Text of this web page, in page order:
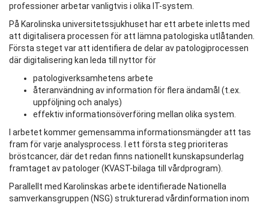
professioner arbetar vanligtvis i olika IT-system.
På Karolinska universitetssjukhuset har ett arbete inletts med
att digitalisera processen för att lämna patologiska utlåtanden.
Första steget var att identifiera de delar av patologiprocessen
där digitalisering kan leda till nyttor för
patologiverksamhetens arbete
återanvändning av information för flera ändamål (t.ex.
uppföljning och analys)
effektiv informationsöverföring mellan olika system.
I arbetet kommer gemensamma informationsmängder att tas
fram för varje analysprocess. I ett första steg prioriteras
bröstcancer, där det redan finns nationellt kunskapsunderlag
framtaget av patologer (KVAST-bilaga till vårdprogram).
Parallellt med Karolinskas arbete identifierade Nationella
samverkansgruppen (NSG) strukturerad vårdinformation inom